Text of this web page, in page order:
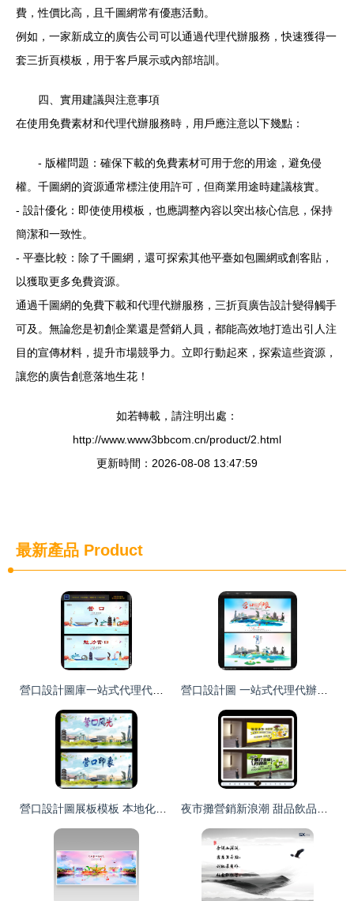
費，性價比高，且千圖網常有優惠活動。
例如，一家新成立的廣告公司可以通過代理代辦服務，快速獲得一
套三折頁模板，用于客戶展示或內部培訓。
四、實用建議與注意事項
在使用免費素材和代理代辦服務時，用戶應注意以下幾點：
- 版權問題：確保下載的免費素材可用于您的用途，避免侵
權。千圖網的資源通常標注使用許可，但商業用途時建議核實。
- 設計優化：即使使用模板，也應調整內容以突出核心信息，保持
簡潔和一致性。
- 平臺比較：除了千圖網，還可探索其他平臺如包圖網或創客貼，
以獲取更多免費資源。
通過千圖網的免費下載和代理代辦服務，三折頁廣告設計變得觸手
可及。無論您是初創企業還是營銷人員，都能高效地打造出引人注
目的宣傳材料，提升市場競爭力。立即行動起來，探索這些資源，
讓您的廣告創意落地生花！
如若轉載，請注明出處：
http://www.www3bbcom.cn/product/2.html
更新時間：2026-08-08 13:47:59
最新產品 Product